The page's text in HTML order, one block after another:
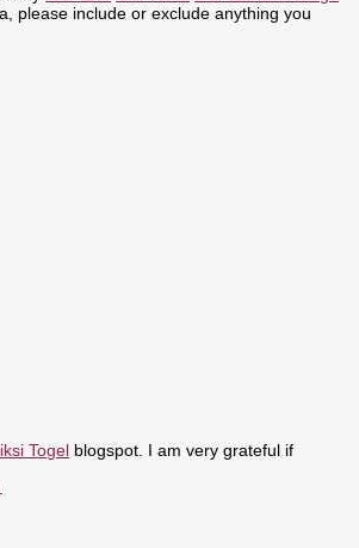
please include or exclude anything you
Togel blogspot. I am very grateful if